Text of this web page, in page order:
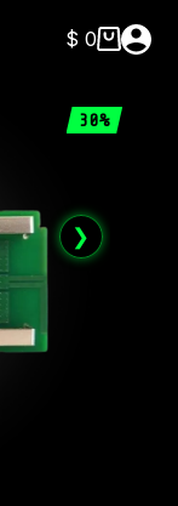
Carro
$ 0
30%
❯